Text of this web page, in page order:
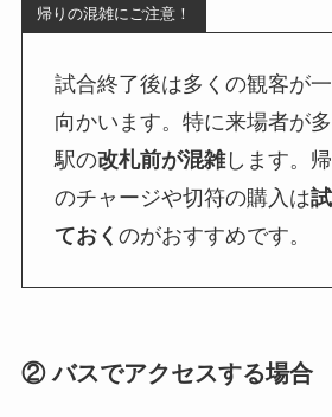
帰りの混雑にご注意！
試合終了後は多くの観客が
向かいます。特に来場者が多
駅の改札前が混雑します。
のチャージや切符の購入は
ておく のがおすすめです。
② バスでアクセスする場合